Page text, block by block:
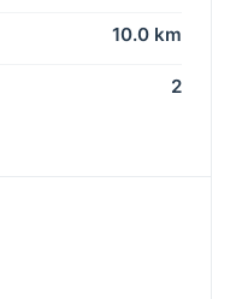
10.0 km
2